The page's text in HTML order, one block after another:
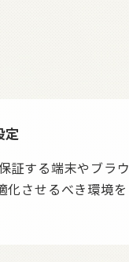
定
証する端末やブラウ
化させるべき環境を